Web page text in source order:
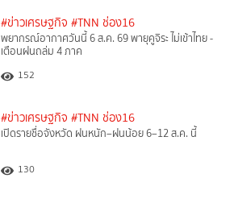
#ข่าวเศรษฐกิจ #TNN ช่อง16
พยากรณ์อากาศวันนี้ 6 ส.ค. 69 พายุคูจิระ ไม่เข้าไทย -
เตือนฝนถล่ม 4 ภาค
152
#ข่าวเศรษฐกิจ #TNN ช่อง16
เปิดรายชื่อจังหวัด ฝนหนัก–ฝนน้อย 6–12 ส.ค. นี้
130